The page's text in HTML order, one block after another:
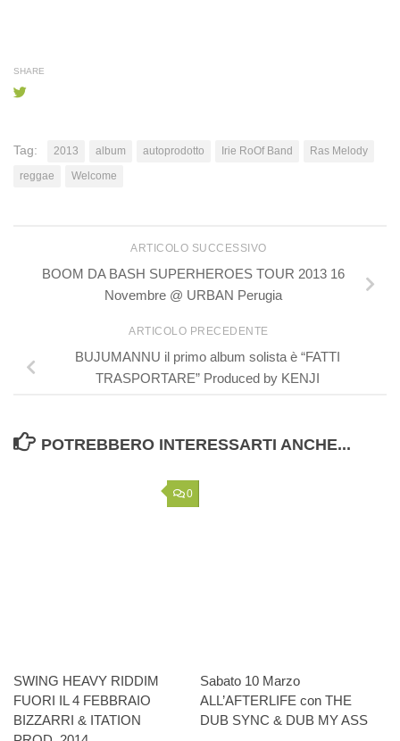
SHARE
Tag: 2013 album autoprodotto Irie RoOf Band
Ras Melody
reggae
Welcome
ARTICOLO SUCCESSIVO
BOOM DA BASH SUPERHEROES TOUR 2013 16
Novembre @ URBAN Perugia
ARTICOLO PRECEDENTE
BUJUMANNU il primo album solista è “FATTI
TRASPORTARE” Produced by KENJI
POTREBBERO INTERESSARTI ANCHE...
0
SWING HEAVY RIDDIM
FUORI IL 4 FEBBRAIO
BIZZARRI & ITATION
Sabato 10 Marzo
ALL’AFTERLIFE con THE
DUB SYNC & DUB MY ASS